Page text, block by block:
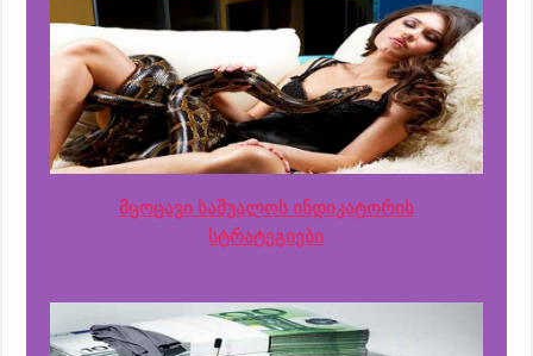
მცოცავი საშუალოს ინდიკატორის
სტრატეგიები